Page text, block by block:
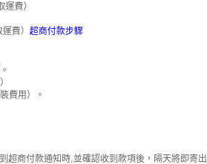
費）
費） 超商付款步驟
費用）。
超商付款通知時,並確認收到款項後，隔天將即寄出